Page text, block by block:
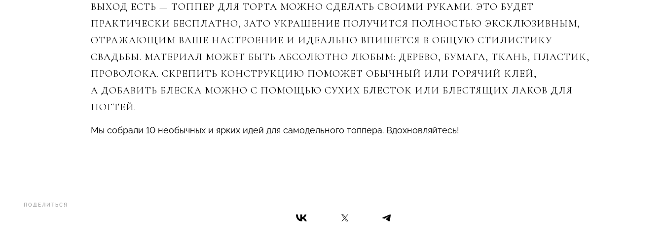
ПОДЕЛИТЬСЯ
ВЫХОД ЕСТЬ — ТОППЕР ДЛЯ ТОРТА МОЖНО СДЕЛАТЬ СВОИМИ РУКАМИ. ЭТО БУДЕТ
ПРАКТИЧЕСКИ БЕСПЛАТНО, ЗАТО УКРАШЕНИЕ ПОЛУЧИТСЯ ПОЛНОСТЬЮ ЭКСКЛЮЗИВНЫМ,
ОТРАЖАЮЩИМ ВАШЕ НАСТРОЕНИЕ И ИДЕАЛЬНО ВПИШЕТСЯ В ОБЩУЮ СТИЛИСТИКУ
СВАДЬБЫ. МАТЕРИАЛ МОЖЕТ БЫТЬ АБСОЛЮТНО ЛЮБЫМ: ДЕРЕВО, БУМАГА, ТКАНЬ, ПЛАСТИК,
ПРОВОЛОКА. СКРЕПИТЬ КОНСТРУКЦИЮ ПОМОЖЕТ ОБЫЧНЫЙ ИЛИ ГОРЯЧИЙ КЛЕЙ,
А ДОБАВИТЬ БЛЕСКА МОЖНО С ПОМОЩЬЮ СУХИХ БЛЕСТОК ИЛИ БЛЕСТЯЩИХ ЛАКОВ ДЛЯ
НОГТЕЙ.
Мы собрали 10 необычных и ярких идей для самодельного топпера. Вдохновляйтесь!